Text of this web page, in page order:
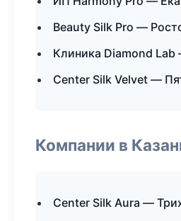
Beauty Silk Pro —
Клиника Diamond
Center Silk Velvet —
Компании в
Center Silk Aura —